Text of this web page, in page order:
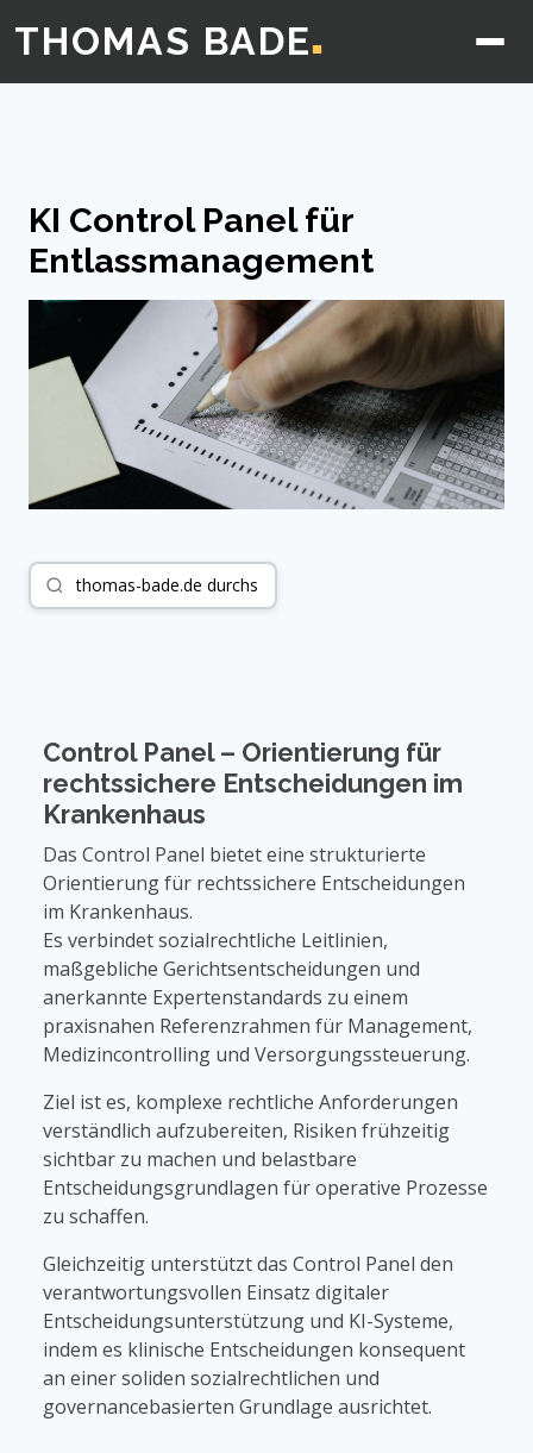
THOMAS BADE ■
KI Control Panel für
Entlassmanagement
Control Panel – Orientierung für
rechtssichere Entscheidungen im
Krankenhaus
Das Control Panel bietet eine strukturierte
Orientierung für rechtssichere Entscheidungen
im Krankenhaus.
Es verbindet sozialrechtliche Leitlinien,
maßgebliche Gerichtsentscheidungen und
anerkannte Expertenstandards zu einem
praxisnahen Referenzrahmen für Management,
Medizincontrolling und Versorgungssteuerung.
Ziel ist es, komplexe rechtliche Anforderungen
verständlich aufzubereiten, Risiken frühzeitig
sichtbar zu machen und belastbare
Entscheidungsgrundlagen für operative Prozesse
zu schaffen.
Gleichzeitig unterstützt das Control Panel den
verantwortungsvollen Einsatz digitaler
Entscheidungsunterstützung und KI-Systeme,
indem es klinische Entscheidungen konsequent
an einer soliden sozialrechtlichen und
governancebasierten Grundlage ausrichtet.